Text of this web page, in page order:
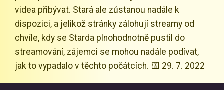
videa přibývat. Stará ale zůstanou nadále k
dispozici, a jelikož stránky zálohují streamy od
chvíle, kdy se Starda plnohodnotně pustil do
streamování, zájemci se mohou nadále podívat,
jak to vypadalo v těchto počátcích. 🟨 29. 7. 2022